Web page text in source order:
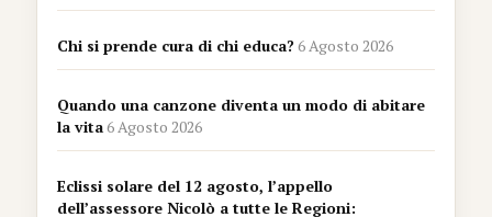
Chi si prende cura di chi educa?6 Agosto 2026
Quando una canzone diventa un modo di abitare
la vita6 Agosto 2026
Eclissi solare del 12 agosto, l’appello
dell’assessore Nicolò a tutte le Regioni: